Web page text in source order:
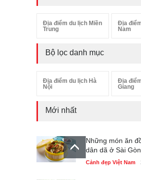
Địa điểm du lịch Miền
Trung
Địa
Nam
Bộ lọc danh mục
Địa điểm du lịch Hà
Nội
Địa
Giang
Mới nhất
Những món ăn
dân dã ở Sài Gòn
Cảnh đẹp Việt Nam